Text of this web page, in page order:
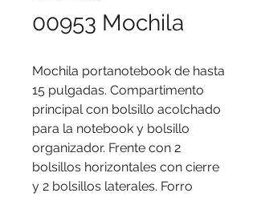
00953 Mochila
Mochila portanotebook de hasta
15 pulgadas. Compartimento
principal con bolsillo acolchado
para la notebook y bolsillo
organizador. Frente con 2
bolsillos horizontales con cierre
y 2 bolsillos laterales. Forro